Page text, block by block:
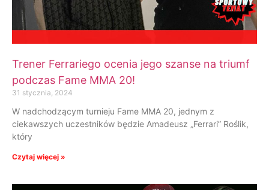
Trener Ferrariego ocenia jego szanse na triumf
podczas Fame MMA 20!
31 stycznia, 2024
W nadchodzącym turnieju Fame MMA 20, jednym z
ciekawszych uczestników będzie Amadeusz „Ferrari” Roślik,
który
Czytaj więcej »